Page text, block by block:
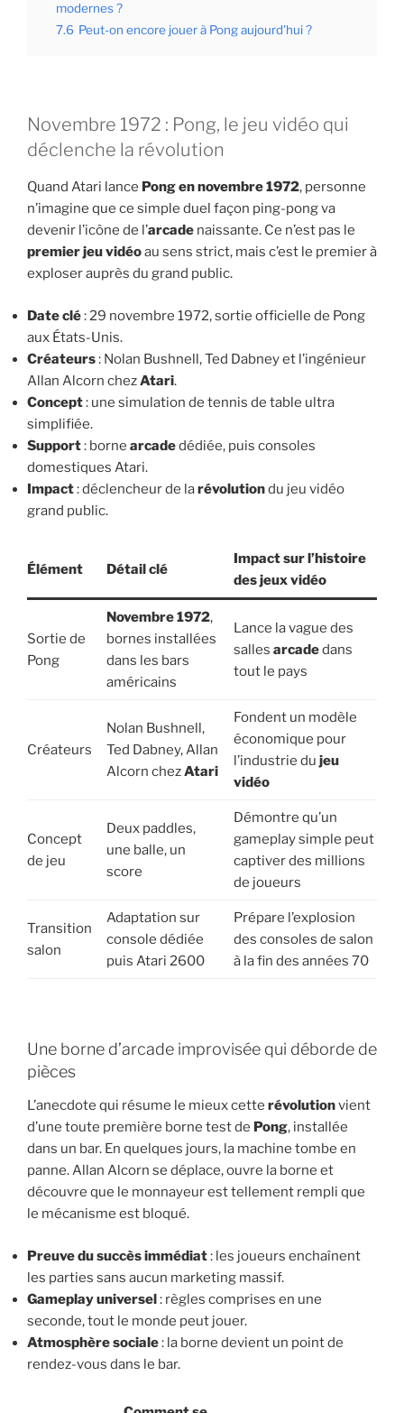
modernes ?
7.6 Peut-on encore jouer à Pong aujourd’hui ?
Novembre 1972 : Pong, le jeu vidéo qui
déclenche la révolution
Quand Atari lance Pong en novembre 1972, personne
n’imagine que ce simple duel façon ping-pong va
devenir l’icône de l’arcade naissante. Ce n’est pas le
premier jeu vidéoau sens strict, mais c’est le premier à
exploser auprès du grand public.
Date clé: 29 novembre 1972, sortie officielle de Pong
aux États-Unis.
Créateurs: Nolan Bushnell, Ted Dabney et l’ingénieur
Allan Alcorn chezAtari.
Concept: une simulation de tennis de table ultra
simplifiée.
Support: borne arcadedédiée, puis consoles
domestiques Atari.
Impact: déclencheur de larévolutiondu jeu vidéo
grand public.
Élément Détail clé
Impact sur l’histoire
des jeux vidéo
Sortie de
Pong
Novembre 1972,
bornes installées
dans les bars
américains
Lance la vague des
salles arcadedans
tout le pays
Créateurs
Nolan Bushnell,
Ted Dabney, Allan
Alcorn chezAtari
Fondent un modèle
économique pour
l’industrie du jeu
vidéo
Concept
de jeu
Deux paddles,
une balle, un
score
Démontre qu’un
gameplay simple peut
captiver des millions
de joueurs
Transition
salon
Adaptation sur
console dédiée
puis Atari 2600
Prépare l’explosion
des consoles de salon
à la fin des années 70
Une borne d’arcade improvisée qui déborde de
pièces
L’anecdote qui résume le mieux cette révolutionvient
d’une toute première borne test de Pong, installée
dans un bar. En quelques jours, la machine tombe en
panne. Allan Alcorn se déplace, ouvre la borne et
découvre que le monnayeur est tellement rempli que
le mécanisme est bloqué.
Preuve du succès immédiat: les joueurs enchaînent
les parties sans aucun marketing massif.
Gameplay universel: règles comprises en une
seconde, tout le monde peut jouer.
Atmosphère sociale: la borne devient un point de
rendez-vous dans le bar.